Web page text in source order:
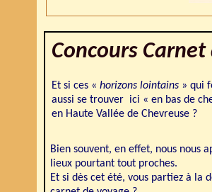
Concours
Et si ces « horizons lointains » qui
aussi se trouver ici « en bas de
en Haute Vallée de Chevreuse ?
Bien souvent, en effet, nous nous
lieux pourtant tout proches.
Et si dès cet été, vous partiez à la